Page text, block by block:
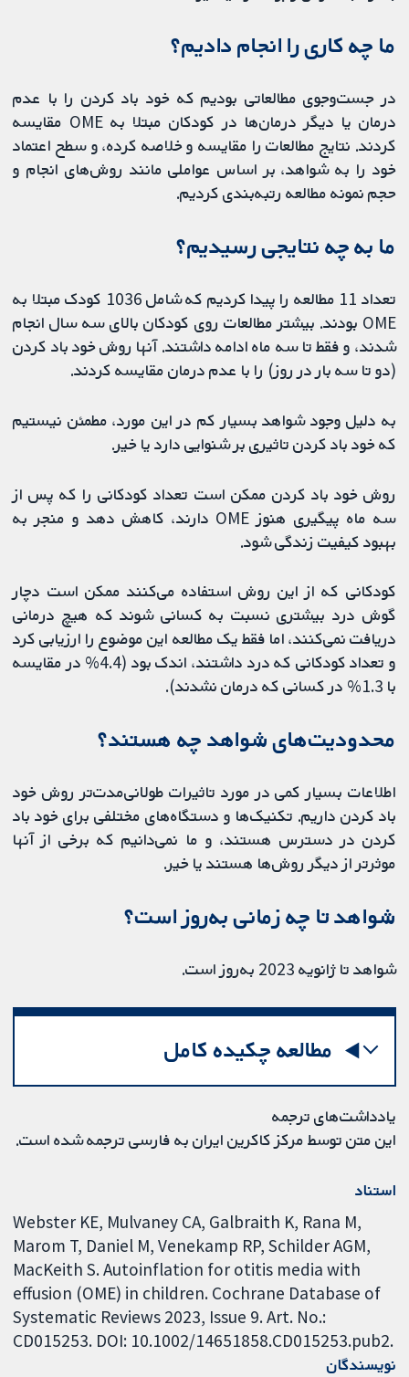
ما چه کاری را انجام دادیم؟
در جست‌وجوی مطالعاتی بودیم که خود باد کردن را با عدم
درمان یا دیگر درمان‌ها در کودکان مبتلا به OME مقایسه
کردند. نتایج مطالعات را مقایسه و خلاصه کرده، و سطح اعتماد
خود را به شواهد، بر اساس عواملی مانند روش‌های انجام و
حجم نمونه مطالعه رتبه‌بندی کردیم.
ما به چه نتایجی رسیدیم؟
تعداد 11 مطالعه را پیدا کردیم که شامل 1036 کودک مبتلا به
OME بودند. بیشتر مطالعات روی کودکان بالای سه سال انجام
شدند، و فقط تا سه ماه ادامه داشتند. آنها روش خود باد کردن
(دو تا سه بار در روز) را با عدم درمان مقایسه کردند.
به دلیل وجود شواهد بسیار کم در این مورد، مطمئن نیستیم
که خود باد کردن تاثیری بر شنوایی دارد یا خیر.
روش خود باد کردن ممکن است تعداد کودکانی را که پس از
سه ماه پیگیری هنوز OME دارند، کاهش دهد و منجر به
بهبود کیفیت زندگی شود.
کودکانی که از این روش استفاده می‌کنند ممکن است دچار
گوش درد بیشتری نسبت به کسانی شوند که هیچ درمانی
دریافت نمی‌کنند، اما فقط یک مطالعه این موضوع را ارزیابی کرد
و تعداد کودکانی که درد داشتند، اندک بود (4.4% در مقایسه
با 1.3% در کسانی که درمان نشدند).
محدودیت‌های شواهد چه هستند؟
اطلاعات بسیار کمی در مورد تاثیرات طولانی‌‌مدت‌تر روش خود
باد کردن داریم. تکنیک‌ها و دستگاه‌های مختلفی برای خود باد
کردن در دسترس هستند، و ما نمی‌دانیم که برخی از آنها
موثرتر از دیگر روش‌ها هستند یا خیر.
شواهد تا چه زمانی به‌روز است؟
شواهد تا ژانویه 2023 به‌روز است.
مطالعه چکیده کامل
یادداشت‌های ترجمه
این متن توسط مرکز کاکرین ایران به فارسی ترجمه شده است.
استناد
Webster KE, Mulvaney CA, Galbraith K, Rana M,
Marom T, Daniel M, Venekamp RP, Schilder AGM,
MacKeith S. Autoinflation for otitis media with
effusion (OME) in children. Cochrane Database of
Systematic Reviews 2023, Issue 9. Art. No.:
CD015253. DOI: 10.1002/14651858.CD015253.pub2.
نویسندگان